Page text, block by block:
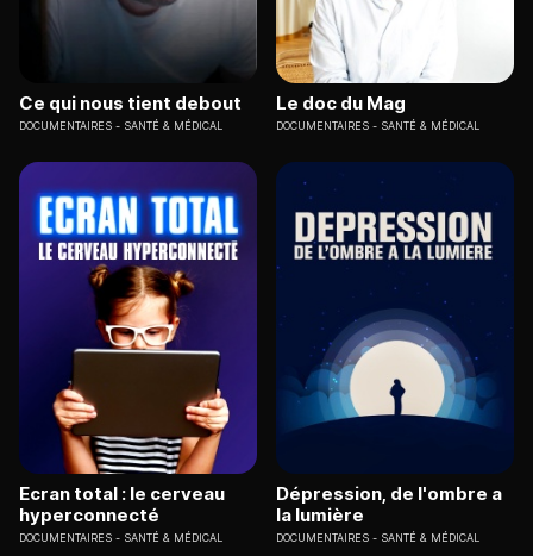
Ce qui nous tient debout
DOCUMENTAIRES SANTÉ & MÉDICAL
Le doc du Mag
DOCUMENTAIRES SANTÉ & MÉDICAL
Ecran total : le cerveau
hyperconnecté
DOCUMENTAIRES SANTÉ & MÉDICAL
Dépression, de l'ombre a
la lumière
DOCUMENTAIRES SANTÉ & MÉDICAL